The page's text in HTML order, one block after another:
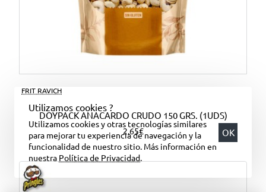
Utilizamos cookies ?
Utilizamos cookies y otras tecnologías similares
para mejorar tu experiencia de navegación y la
funcionalidad de nuestro sitio. Más información en
nuestra Política de Privacidad.
OK
FRIT RAVICH
DOYPACK ANACARDO CRUDO 150 GRS. (1UDS)
2,65€